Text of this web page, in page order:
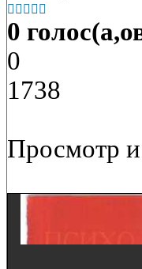
    
0
0
1738
Просмотр